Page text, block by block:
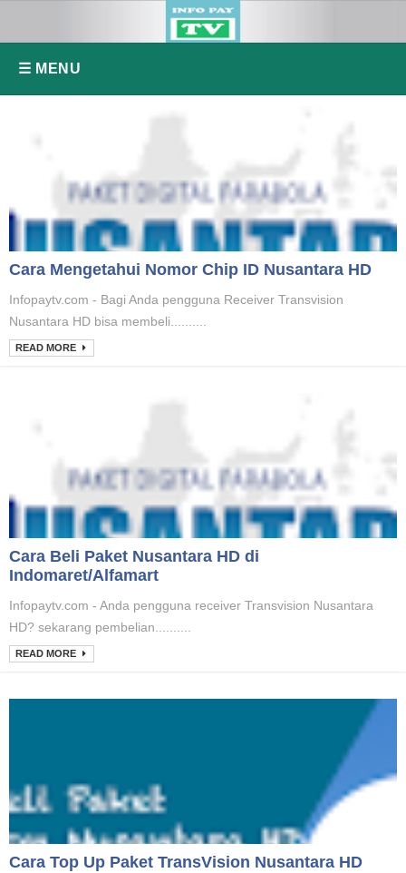
☰ MENU
Cara Mengetahui Nomor Chip ID Nusantara HD
Infopaytv.com - Bagi Anda pengguna Receiver Transvision
Nusantara HD bisa membeli..........
READ MORE
Cara Beli Paket Nusantara HD di
Indomaret/Alfamart
Infopaytv.com - Anda pengguna receiver Transvision Nusantara
HD? sekarang pembelian..........
READ MORE
Cara Top Up Paket TransVision Nusantara HD